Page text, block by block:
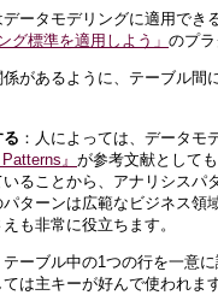
データモデリングに適用で
グ標準を適用しよう」 のプ
係があるように、テーブル間
：人によっては、データ
』 が参考文献として
ることから、アナリシス
ターンは広範なビジネス
も非常に役立ちます。
テーブル中の1つの行を一意
は主キーが好んで使われ